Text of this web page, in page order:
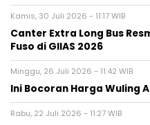
Kamis, 30 Juli 2026 - 11:17 WIB
Canter Extra Long Bus
Fuso di GIIAS 2026
Minggu, 26 Juli 2026 - 11:42 WIB
Ini Bocoran Harga Wuling
Rabu, 22 Juli 2026 - 11:27 WIB